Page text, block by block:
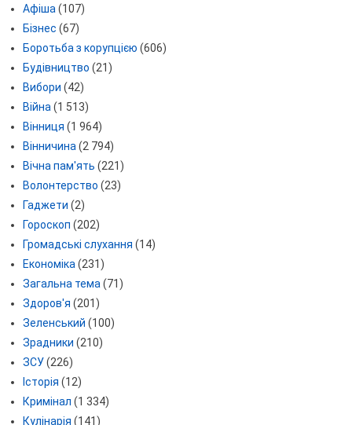
Афіша (107)
Бізнес (67)
Боротьба з корупцією (606)
Будівництво (21)
Вибори (42)
Війна (1 513)
Вінниця (1 964)
Вінничина (2 794)
Вічна пам'ять (221)
Волонтерство (23)
Гаджети (2)
Гороскоп (202)
Громадські слухання (14)
Економіка (231)
Загальна тема (71)
Здоров'я (201)
Зеленський (100)
Зрадники (210)
ЗСУ(226)
Історія (12)
Кримінал (1 334)
Кулінарія (141)